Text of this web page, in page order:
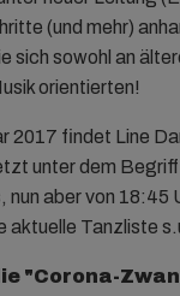
(und mehr)
sich sowohl an
orientierten!
2017 findet Line
unter dem
aber von 18:45
Tanzliste
"Corona-